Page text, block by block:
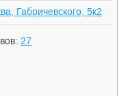
Габричевского, 5к2
27